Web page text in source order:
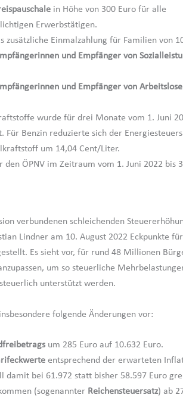
in Höhe von 300 Euro für alle
Erwerbstätigen.
zusätzliche Einmalzahlung für Familien von
und Empfänger von
und Empfänger von
wurde für drei Monate vom 1. Juni
Für Benzin reduzierte sich der
um 14,04 Cent/Liter.
den ÖPNV im Zeitraum vom 1. Juni 2022 bis
verbundenen schleichenden
Lindner am 10. August 2022 Eckpunkte
Es sieht vor, für rund 48 Millionen
um so steuerliche
unterstützt werden.
folgende Änderungen vor:
um 285 Euro auf 10.632 Euro.
entsprechend der erwarteten
damit bei 61.972 statt bisher 58.597 Euro
(sogenannter Reichensteuersatz) ab